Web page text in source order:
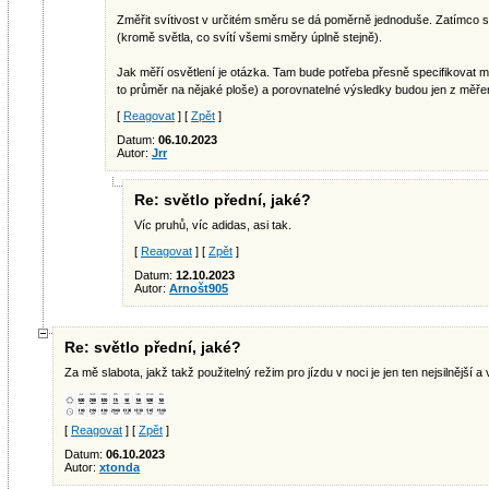
Změřit svítivost v určitém směru se dá poměrně jednoduše. Zatímco
(kromě světla, co svítí všemi směry úplně stejně).
Jak měří osvětlení je otázka. Tam bude potřeba přesně specifikovat
to průměr na nějaké ploše) a porovnatelné výsledky budou jen z
[ Reagovat ] [ Zpět ]
Datum: 06.10.2023
Autor: Jrr
Re: světlo přední, jaké?
Víc pruhů, víc adidas, asi tak.
[ Reagovat ] [ Zpět ]
Datum: 12.10.2023
Autor: Arnošt905
Re: světlo přední, jaké?
Za mě slabota, jakž takž použitelný režim pro jízdu v noci je jen ten nejsilnější
[ Reagovat ] [ Zpět ]
Datum: 06.10.2023
Autor: xtonda